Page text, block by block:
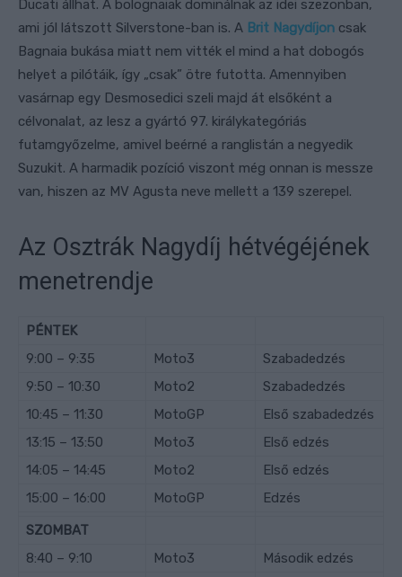
Ducati állhat. A bolognaiak dominálnak az idei szezonban,
ami jól látszott Silverstone-ban is. A Brit Nagydíjon csak
Bagnaia bukása miatt nem vitték el mind a hat dobogós
helyet a pilótáik, így „csak” ötre futotta. Amennyiben
vasárnap egy Desmosedici szeli majd át elsőként a
célvonalat, az lesz a gyártó 97. királykategóriás
futamgyőzelme, amivel beérné a ranglistán a negyedik
Suzukit. A harmadik pozíció viszont még onnan is messze
van, hiszen az MV Agusta neve mellett a 139 szerepel.
Az Osztrák Nagydíj hétvégéjének
menetrendje
PÉNTEK
9:00 – 9:35
Moto3
Szabadedzés
9:50 – 10:30
Moto2
Szabadedzés
10:45 – 11:30
MotoGP
Első szabadedzés
13:15 – 13:50
Moto3
Első edzés
14:05 – 14:45
Moto2
Első edzés
15:00 – 16:00
MotoGP
Edzés
SZOMBAT
8:40 – 9:10
Moto3
Második edzés